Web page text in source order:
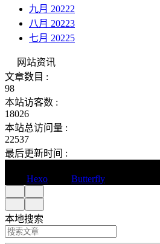
九月 20222
八月 20223
七月 20225
网站资讯
文章数目 :
98
本站访客数 :
18026
本站总访问量 :
22537
最后更新时间 :
Hexo Butterfly
本地搜索